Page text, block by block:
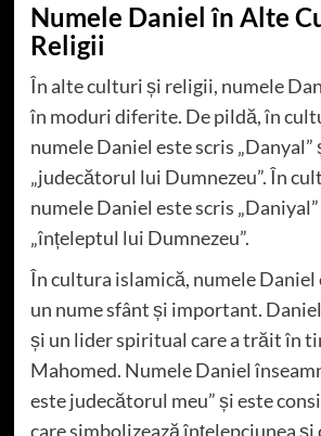
Numele Daniel în Alte
Religii
În alte culturi și religii, numele
în moduri diferite. De pildă, în
numele Daniel este scris „Danyal”
„judecătorul lui Dumnezeu”. În
numele Daniel este scris
„înțeleptul lui Dumnezeu”.
În cultura islamică, numele Daniel
un nume sfânt și important.
și un lider spiritual care a trăit în
Mahomed. Numele Daniel
este judecătorul meu” și este
care simbolizează înțelepciunea și